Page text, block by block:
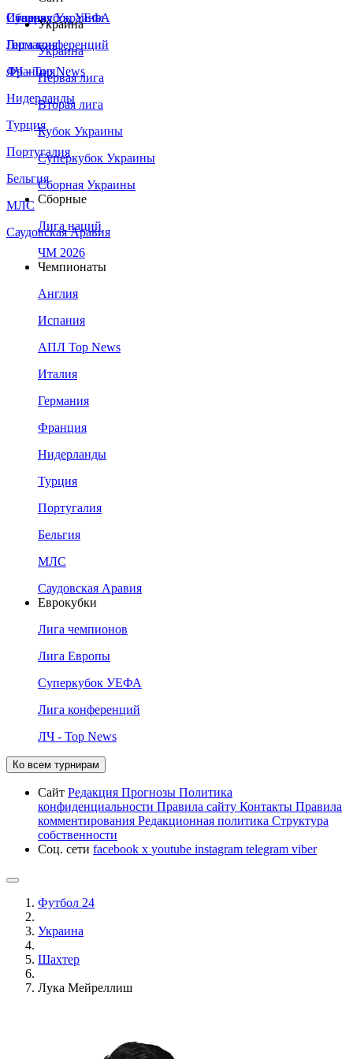
Сборная Украины
Италия
Германия
Франция
Нидерланды
Турция
Португалия
Бельгия
МЛС
Саудовская Аравия
Суперкубок УЕФА
Лига конференций
ЛЧ - Top News
Украина
Украина
Первая лига
Вторая лига
Кубок Украины
Суперкубок Украины
Сборная Украины
Сборные
Лига наций
ЧМ 2026
Чемпионаты
Англия
Испания
АПЛ Top News
Италия
Германия
Франция
Нидерланды
Турция
Португалия
Бельгия
МЛС
Саудовская Аравия
Еврокубки
Лига чемпионов
Лига Европы
Суперкубок УЕФА
Лига конференций
ЛЧ - Top News
Ко всем турнирам
Сайт Редакция Прогнозы Политика
конфиденциальности Правила сайту Контакты Правила
комментирования Редакционная политика Структура
собственности
Соц. сети facebook x youtube instagram telegram viber
Футбол 24
Украина
Шахтер
Лука Мейреллиш